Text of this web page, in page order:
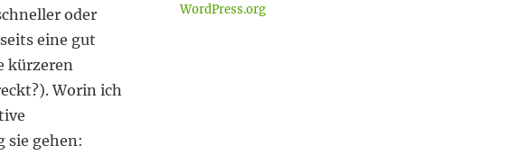
oder
eine gut
kürzeren
Worin ich
sie gehen:
WordPress.org